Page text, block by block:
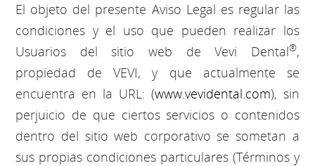
El objeto del presente Aviso Legal es regular las
condiciones y el uso que pueden realizar los
Usuarios del sitio web de Vevi Dental®,
propiedad de VEVI, y que actualmente se
encuentra en la URL: (www.vevidental.com), sin
perjuicio de que ciertos servicios o contenidos
dentro del sitio web corporativo se sometan a
sus propias condiciones particulares (Términos y